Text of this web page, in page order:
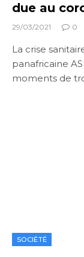
due au
29/03/2021 0
La crise
panafricaine
moments de
SOCIÉTÉ